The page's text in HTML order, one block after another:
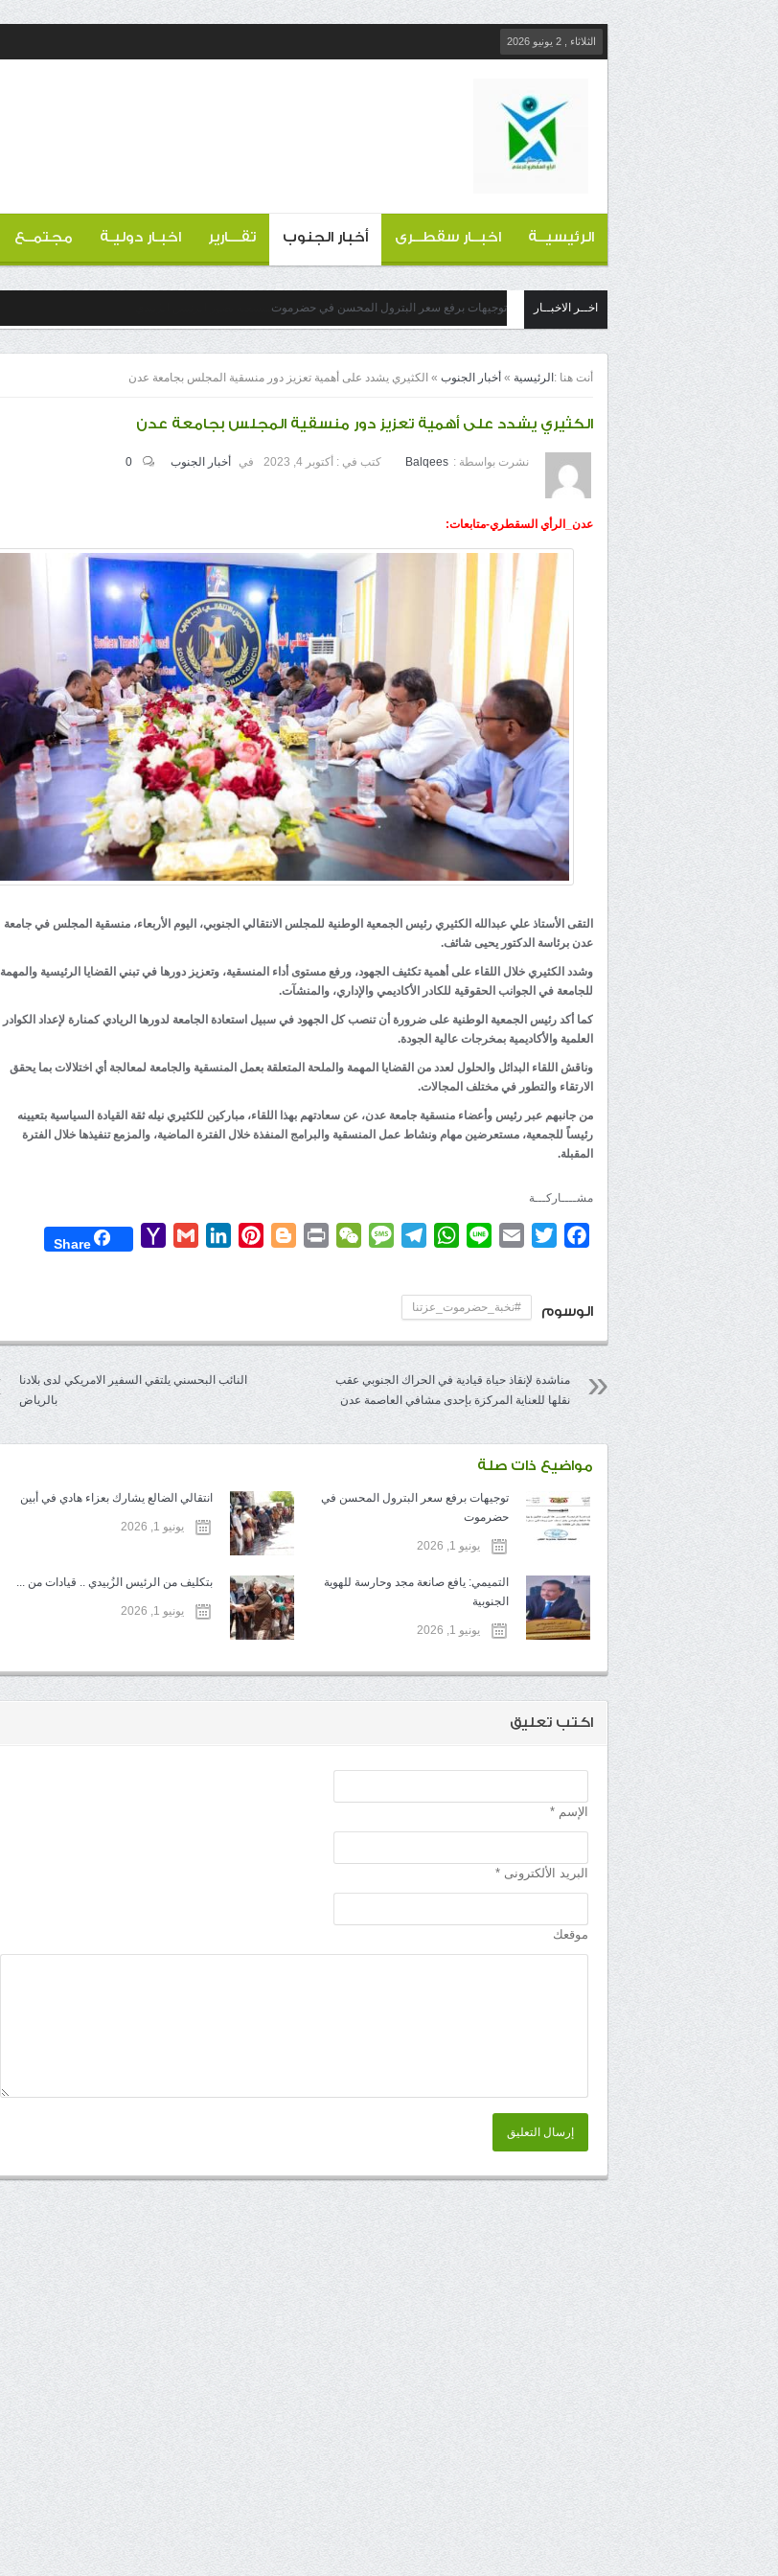
الثلاثاء , 2 يونيو 2026
الرئيسيــة اخبــار سقطــرى أخبار الجنوب تقـــارير اخبـار دوليـة مجتمــع
اخــر الاخبــار توجيهات برفع سعر البترول المحسن في حضرموت
أنت هنا : الرئيسية » أخبار الجنوب » الكثيري يشدد على أهمية تعزيز دور منسقية المجلس بجامعة عدن
الكثيري يشدد على أهمية تعزيز دور منسقية المجلس بجامعة عدن
نشرت بواسطة : Balqees كتب في : أكتوبر 4, 2023 في أخبار الجنوب 0
عدن_الرأي السقطري-متابعات:
التقى الأستاذ علي عبدالله الكثيري رئيس الجمعية الوطنية للمجلس الانتقالي الجنوبي، اليوم الأربعاء، منسقية المجلس في جامعة
عدن برئاسة الدكتور يحيى شائف.
وشدد الكثيري خلال اللقاء على أهمية تكثيف الجهود، ورفع مستوى أداء المنسقية، وتعزيز دورها في تبني القضايا الرئيسية والمهمة
للجامعة في الجوانب الحقوقية للكادر الأكاديمي والإداري، والمنشآت.
كما أكد رئيس الجمعية الوطنية على ضرورة أن تنصب كل الجهود في سبيل استعادة الجامعة لدورها الريادي كمنارة لإعداد الكوادر
العلمية والأكاديمية بمخرجات عالية الجودة.
وناقش اللقاء البدائل والحلول لعدد من القضايا المهمة والملحة المتعلقة بعمل المنسقية والجامعة لمعالجة أي اختلالات بما يحقق
الارتقاء والتطور في مختلف المجالات.
من جانبهم عبر رئيس وأعضاء منسقية جامعة عدن، عن سعادتهم بهذا اللقاء، مباركين للكثيري نيله ثقة القيادة السياسية بتعيينه
رئيساً للجمعية، مستعرضين مهام ونشاط عمل المنسقية والبرامج المنفذة خلال الفترة الماضية، والمزمع تنفيذها خلال الفترة
المقبلة.
مشــــاركـــة
Facebook
Twitter
Email
Line
WhatsApp
Telegram
Message
WeChat
Print
Blogger
Pinterest
LinkedIn
Gmail
Yahoo
Share
الوسوم #نخبة_حضرموت_عزتنا
النائب البحسني يلتقي السفير الامريكي لدى بلادنا
بالرياض
مناشدة لإنقاذ حياة قيادية في الحراك الجنوبي عقب
نقلها للعناية المركزة بإحدى مشافي العاصمة عدن
مواضيع ذات صلة
توجيهات برفع سعر البترول المحسن في
حضرموت
يونيو 1, 2026
انتقالي الضالع يشارك بعزاء هادي في أبين
يونيو 1, 2026
التميمي: يافع صانعة مجد وحارسة للهوية
الجنوبية
يونيو 1, 2026
بتكليف من الرئيس الزُبيدي .. قيادات من ...
يونيو 1, 2026
اكتب تعليق
الإسم *
البريد الألكترونى *
موقعك
إرسال التعليق